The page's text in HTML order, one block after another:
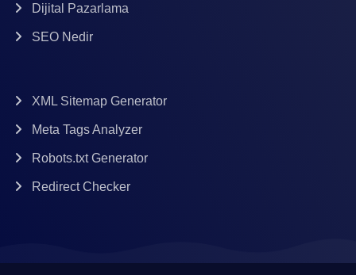
Dijital Pazarlama
SEO Nedir
XML Sitemap Generator
Meta Tags Analyzer
Robots.txt Generator
Redirect Checker